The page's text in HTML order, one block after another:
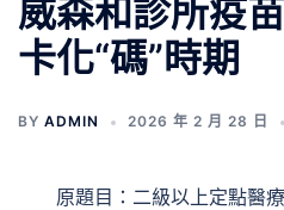
威森和診所疫
卡化“碼”時期
BY ADMIN 2026 年 2 月 28 日
原題目：二級以上定點醫